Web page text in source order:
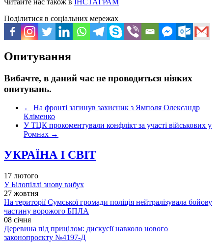
Поділитися в соціальних мережах
Опитування
Вибачте, в даний час не проводиться ніяких
опитувань.
← На фронті загинув захисник з Ямполя Олександр
Кліменко
У ТЦК прокоментували конфлікт за участі військових у
Ромнах →
УКРАЇНА І СВІТ
17 лютого
У Білопіллі знову вибух
27 жовтня
На території Сумської громади поліція нейтралізувала бойову
частину ворожого БПЛА
08 січня
Деревина під прицілом: дискусії навколо нового
законопроєкту №4197-Д